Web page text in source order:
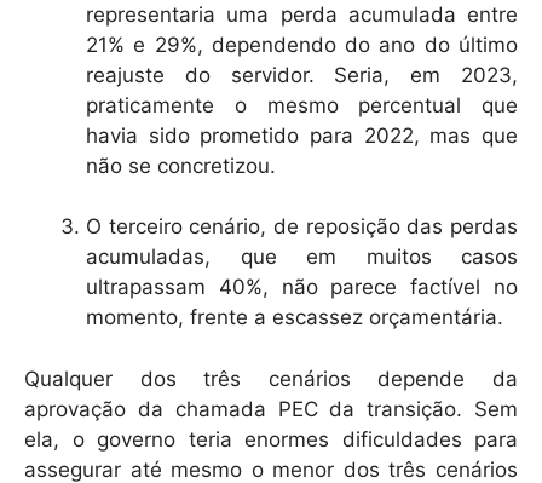
representaria uma perda acumulada entre
21% e 29%, dependendo do ano do último
reajuste do servidor. Seria, em 2023,
praticamente o mesmo percentual que
havia sido prometido para 2022, mas que
não se concretizou.
O terceiro cenário, de reposição das perdas
acumuladas, que em muitos casos
ultrapassam 40%, não parece factível no
momento, frente a escassez orçamentária.
Qualquer dos três cenários depende da
aprovação da chamada PEC da transição. Sem
ela, o governo teria enormes dificuldades para
assegurar até mesmo o menor dos três cenários